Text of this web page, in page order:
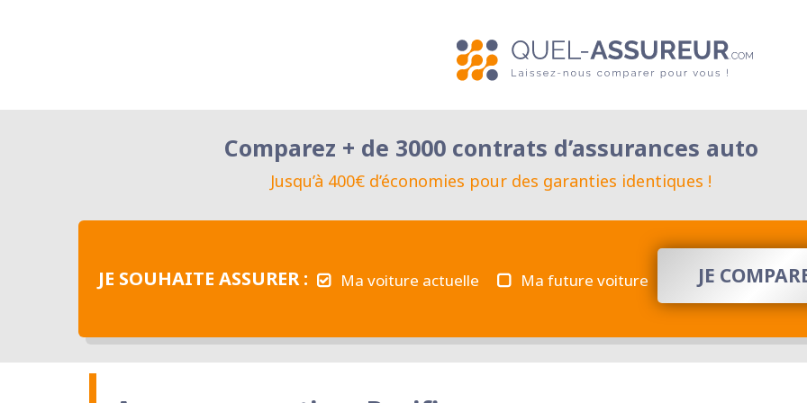
Comparez + de 3000 contrats d’assurances auto
Jusqu’à 400€ d’économies pour des garanties identiques !
JE SOUHAITE ASSURER : Ma voiture actuelle Ma future voiture JE